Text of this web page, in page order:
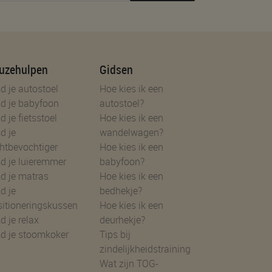
je autostoel
je babyfoon
je fietsstoel
je
je luieremmer
je matras
je
je relax
je stoomkoker
Gidsen
Hoe kies ik een
autostoel?
Hoe kies ik een
wandelwagen?
Hoe kies ik een
babyfoon?
Hoe kies ik een
bedhekje?
Hoe kies ik een
deurhekje?
Tips bij
zindelijkheidstraining
Wat zijn TOG-